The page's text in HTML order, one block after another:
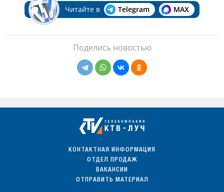
Читайте в Telegram MAX
Поделись новостью
КОНТАКТНАЯ ИНФОРМАЦИЯ
ОТДЕЛ ПРОДАЖ
ВАКАНСИИ
ОТПРАВИТЬ МАТЕРИАЛ